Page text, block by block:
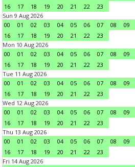
16
17 18 19 20 21 22
23
Sun 9 Aug 2026
00
01 02 03 04 05 06 07 08 09
16
17 18 19 20 21 22
23
Mon 10 Aug 2026
00
01 02 03 04 05 06 07 08 09
16
17 18 19 20 21 22
23
Tue 11 Aug 2026
00
01 02 03 04 05 06 07 08 09
16
17 18 19 20 21 22
23
Wed 12 Aug 2026
00
01 02 03 04 05 06 07 08 09
16
17 18 19 20 21 22
23
Thu 13 Aug 2026
00
01 02 03 04 05 06 07 08 09
16
17 18 19 20 21 22
23
Fri 14 Aug 2026